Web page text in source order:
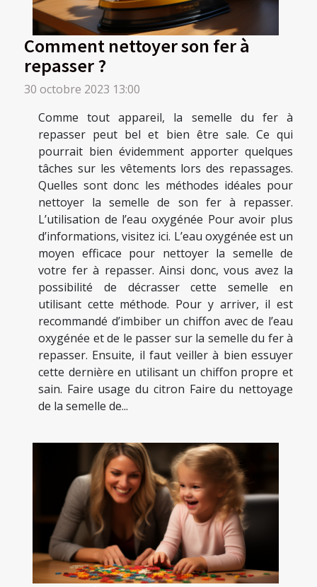
Comment nettoyer son fer à
repasser ?
30 octobre 2023 13:00
Comme tout appareil, la semelle du fer à
repasser peut bel et bien être sale. Ce qui
pourrait bien évidemment apporter quelques
tâches sur les vêtements lors des repassages.
Quelles sont donc les méthodes idéales pour
nettoyer la semelle de son fer à repasser.
L’utilisation de l’eau oxygénée Pour avoir plus
d’informations, visitez ici. L’eau oxygénée est un
moyen efficace pour nettoyer la semelle de
votre fer à repasser. Ainsi donc, vous avez la
possibilité de décrasser cette semelle en
utilisant cette méthode. Pour y arriver, il est
recommandé d’imbiber un chiffon avec de l’eau
oxygénée et de le passer sur la semelle du fer à
repasser. Ensuite, il faut veiller à bien essuyer
cette dernière en utilisant un chiffon propre et
sain. Faire usage du citron Faire du nettoyage
de la semelle de...